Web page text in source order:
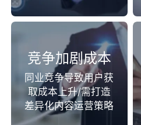
竞争加剧成本
同业竞争导致用户获
取成本上升/需打造
差异化内容运营策略